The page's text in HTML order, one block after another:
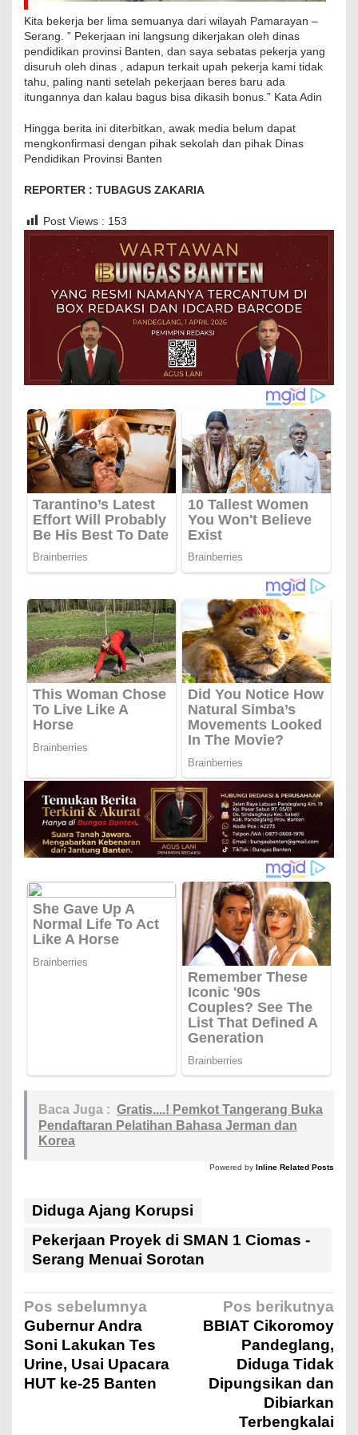
Kita bekerja ber lima semuanya dari wilayah Pamarayan –
Serang. ” Pekerjaan ini langsung dikerjakan oleh dinas
pendidikan provinsi Banten, dan saya sebatas pekerja yang
disuruh oleh dinas , adapun terkait upah pekerja kami tidak
tahu, paling nanti setelah pekerjaan beres baru ada
itungannya dan kalau bagus bisa dikasih bonus.” Kata Adin
Hingga berita ini diterbitkan, awak media belum dapat
mengkonfirmasi dengan pihak sekolah dan pihak Dinas
Pendidikan Provinsi Banten
REPORTER : TUBAGUS ZAKARIA
Post Views : 153
Baca Juga : Gratis....! Pemkot Tangerang Buka
Pendaftaran Pelatihan Bahasa Jerman dan
Korea
Powered by Inline Related Posts
Diduga Ajang Korupsi
Pekerjaan Proyek di SMAN 1 Ciomas -
Serang Menuai Sorotan
N
a
Pos sebelumnya
Gubernur Andra
Soni Lakukan Tes
Urine, Usai Upacara
HUT ke-25 Banten
Pos berikutnya
BBIAT Cikoromoy
Pandeglang,
Diduga Tidak
Dipungsikan dan
Dibiarkan
Terbengkalai